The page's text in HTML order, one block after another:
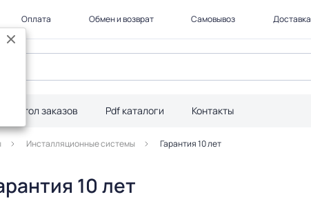
Оплата Обмен и возврат Самовывоз Доставка
Стол заказов Pdf каталоги Контакты
Инстaлляционные системы Гарантия 10 лет
10 лет